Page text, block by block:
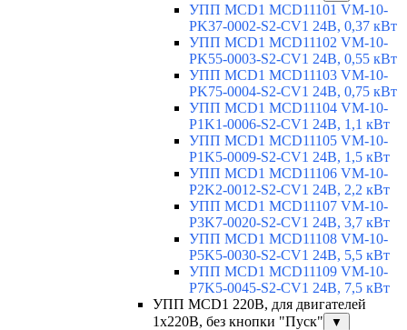
УПП MCD1 MCD11101 VM-10-
PK37-0002-S2-CV1 24В, 0,37 кВт
УПП MCD1 MCD11102 VM-10-
PK55-0003-S2-CV1 24В, 0,55 кВт
УПП MCD1 MCD11103 VM-10-
PK75-0004-S2-CV1 24В, 0,75 кВт
УПП MCD1 MCD11104 VM-10-
P1K1-0006-S2-CV1 24В, 1,1 кВт
УПП MCD1 MCD11105 VM-10-
P1K5-0009-S2-CV1 24В, 1,5 кВт
УПП MCD1 MCD11106 VM-10-
P2K2-0012-S2-CV1 24В, 2,2 кВт
УПП MCD1 MCD11107 VM-10-
P3K7-0020-S2-CV1 24В, 3,7 кВт
УПП MCD1 MCD11108 VM-10-
P5K5-0030-S2-CV1 24В, 5,5 кВт
УПП MCD1 MCD11109 VM-10-
P7K5-0045-S2-CV1 24В, 7,5 кВт
УПП MCD1 220В, для двигателей
1х220В, без кнопки "Пуск"
▼